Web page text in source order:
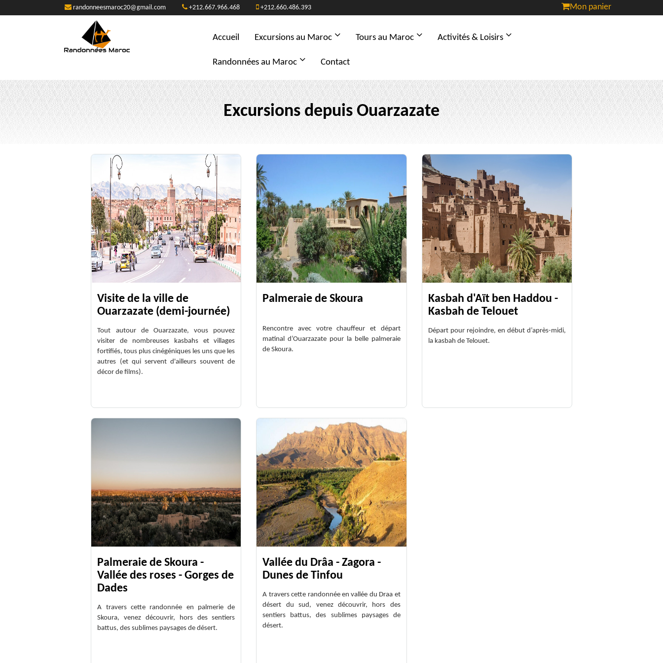
randonneesmaroc20@gmail.com +212.667.966.468 +212.660.486.393 Mon panier
Accueil Excursions au Maroc Tours au Maroc Activités & Loisirs
Randonnées au Maroc Contact
Excursions depuis Ouarzazate
Visite de la ville de
Ouarzazate (demi-journée)
Tout autour de Ouarzazate, vous pouvez
visiter de nombreuses kasbahs et villages
fortifiés, tous plus cinégéniques les uns que les
autres (et qui servent d'ailleurs souvent de
décor de films).
Palmeraie de Skoura
Rencontre avec votre chauffeur et départ
matinal d’Ouarzazate pour la belle palmeraie
de Skoura.
Kasbah d'Aït ben Haddou -
Kasbah de Telouet
Départ pour rejoindre, en début d’après-midi,
la kasbah de Telouet.
Palmeraie de Skoura -
Vallée des roses - Gorges de
Dades
A travers cette randonnée en palmerie de
Skoura, venez découvrir, hors des sentiers
battus, des sublimes paysages de désert.
Vallée du Drâa - Zagora -
Dunes de Tinfou
A travers cette randonnée en vallée du Draa et
désert du sud, venez découvrir, hors des
sentiers battus, des sublimes paysages de
désert.